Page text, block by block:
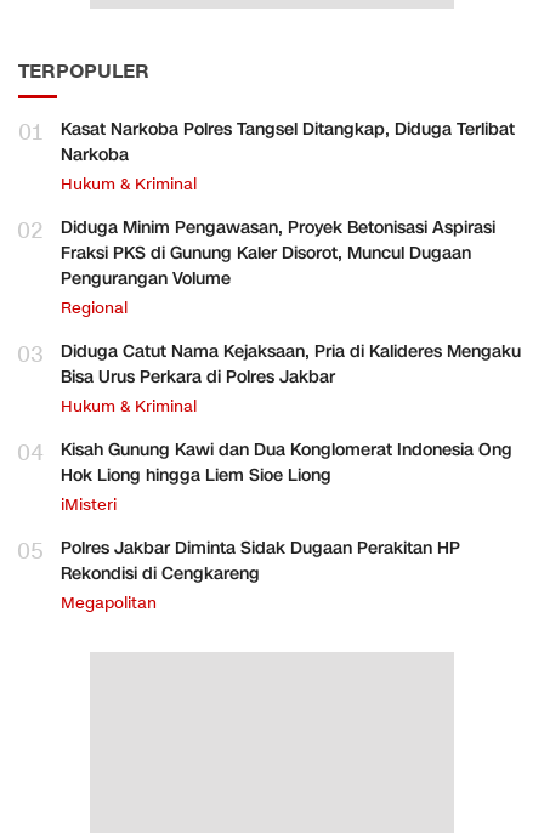
TERPOPULER
01
Kasat Narkoba Polres Tangsel Ditangkap, Diduga Terlibat
Narkoba
Hukum & Kriminal
02
Diduga Minim Pengawasan, Proyek Betonisasi Aspirasi
Fraksi PKS di Gunung Kaler Disorot, Muncul Dugaan
Pengurangan Volume
Regional
03
Diduga Catut Nama Kejaksaan, Pria di Kalideres Mengaku
Bisa Urus Perkara di Polres Jakbar
Hukum & Kriminal
04
Kisah Gunung Kawi dan Dua Konglomerat Indonesia Ong
Hok Liong hingga Liem Sioe Liong
iMisteri
05
Polres Jakbar Diminta Sidak Dugaan Perakitan HP
Rekondisi di Cengkareng
Megapolitan